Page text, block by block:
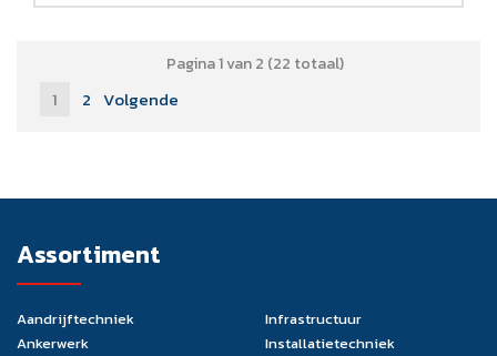
Pagina 1 van 2 (22 totaal)
1 2 Volgende
Assortiment
Aandrijftechniek
Ankerwerk
Infrastructuur
Installatietechniek